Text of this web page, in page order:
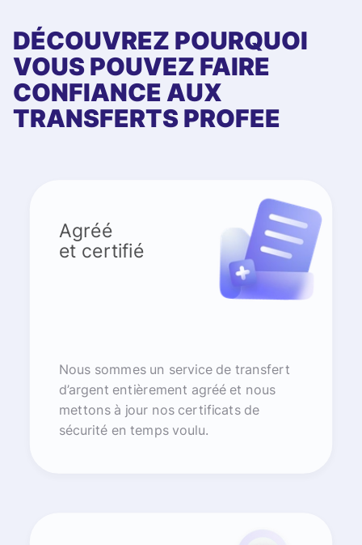
DÉCOUVREZ POURQUOI
VOUS POUVEZ FAIRE
CONFIANCE AUX
TRANSFERTS PROFEE
Agréé
et certifié
Nous sommes un service de transfert
d’argent entièrement agréé et nous
mettons à jour nos certificats de
sécurité en temps voulu.